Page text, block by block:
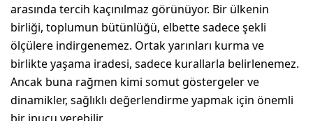
arasında tercih kaçınılmaz görünüyor. Bir ülkenin
birliği, toplumun bütünlüğü, elbette sadece şekli
ölçülere indirgenemez. Ortak yarınları kurma ve
birlikte yaşama iradesi, sadece kurallarla belirlenemez.
Ancak buna rağmen kimi somut göstergeler ve
dinamikler, sağlıklı değerlendirme yapmak için önemli